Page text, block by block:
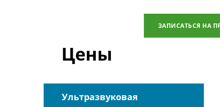
ЗАПИСАТЬСЯ НА
Цены
Ультразвуковая